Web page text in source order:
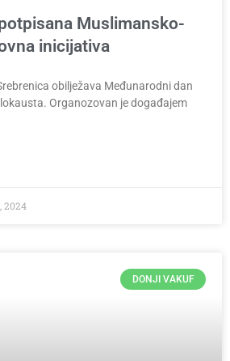
Muslimansko-
inicijativa
obilježava Međunarodni dan
Organozovan je događajem
2024
DONJI VAKUF